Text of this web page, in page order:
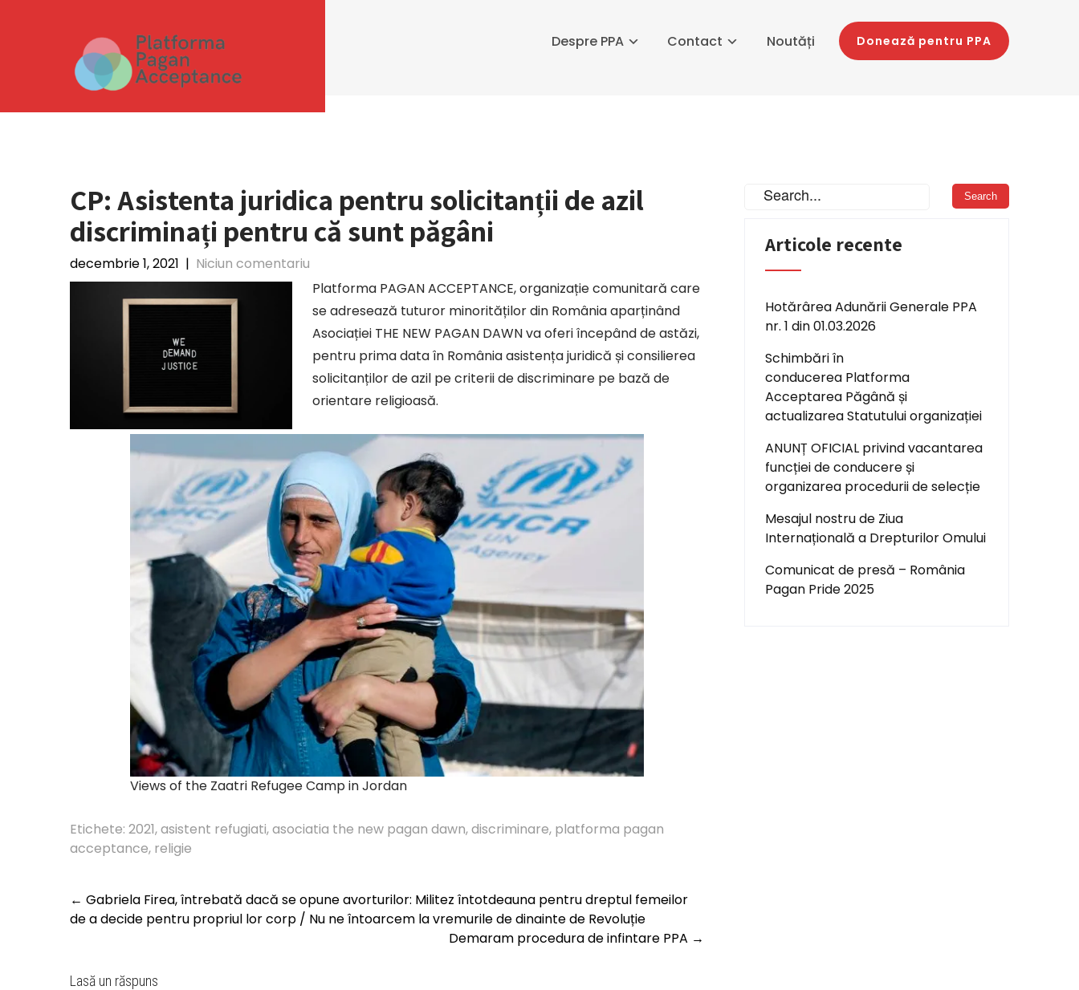
Donează pentru PPA
Despre PPA Contact Noutăți
CP: Asistenta juridica pentru solicitanții de azil
discriminați pentru că sunt păgâni
decembrie 1, 2021 | Niciun comentariu
Platforma PAGAN ACCEPTANCE, organizație comunitară care
se adresează tuturor minorităților din România aparținând
Asociației THE NEW PAGAN DAWN va oferi începând de astăzi,
pentru prima data în România asistența juridică și consilierea
solicitanților de azil pe criterii de discriminare pe bază de
orientare religioasă.
Views of the Zaatri Refugee Camp in Jordan
Etichete: 2021,asistent refugiati,asociatia the new pagan dawn,discriminare, platforma pagan
acceptance, religie
Post
navigation
← Gabriela Firea, întrebată dacă se opune avorturilor: Militez întotdeauna pentru dreptul femeilor
de a decide pentru propriul lor corp / Nu ne întoarcem la vremurile de dinainte de Revoluție
Demaram procedura de infintare PPA →
Lasă un răspuns
Articole recente
Hotărârea Adunării Generale PPA
nr. 1 din 01.03.2026
Schimbări în
conducerea Platforma
Acceptarea Păgână și
actualizarea Statutului organizației
ANUNȚ OFICIAL privind vacantarea
funcției de conducere și
organizarea procedurii de selecție
Mesajul nostru de Ziua
Internațională a Drepturilor Omului
Comunicat de presă – România
Pagan Pride 2025